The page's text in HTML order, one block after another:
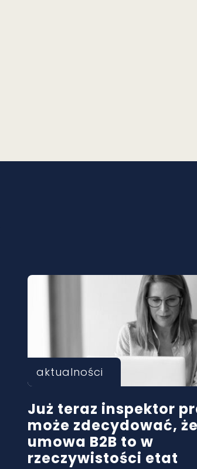
aktualności
Już teraz inspektor
może zdecydować,
umowa B2B to w
rzeczywistości etat